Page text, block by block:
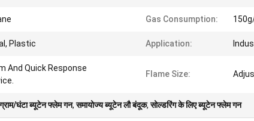
Gas Consumption:
Plastic Application:
And Quick Response
Flame Size:
घंटा ब्यूटेन फ्लेम गन,समायोज्य ब्यूटेन लौ बंदूक,सोल्डरिंग के लिए ब्यूटेन फ्लेम गन